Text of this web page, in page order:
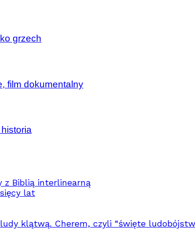
grzech
film dokumentalny
z Biblią interlinearną
lat
klątwą. Cherem, czyli “święte